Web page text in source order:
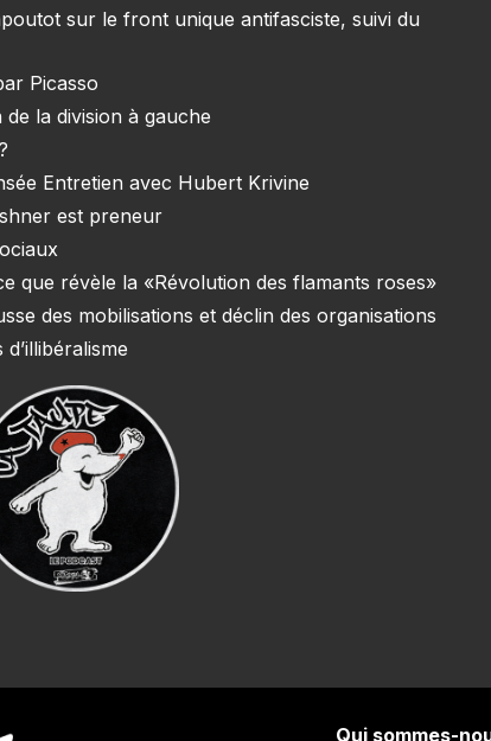
sur le front unique antifasciste, suivi du
Picasso
la division à gauche
Entretien avec Hubert Krivine
est preneur
que révèle la «Révolution des flamants roses»
des mobilisations et déclin des organisations
Qui sommes-